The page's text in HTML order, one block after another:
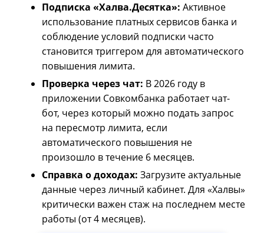
Подписка «Халва.Десятка»: Активное
использование платных сервисов банка и
соблюдение условий подписки часто
становится триггером для автоматического
повышения лимита.
Проверка через чат: В 2026 году в
приложении Совкомбанка работает чат-
бот, через который можно подать запрос
на пересмотр лимита, если
автоматического повышения не
произошло в течение 6 месяцев.
Справка о доходах: Загрузите актуальные
данные через личный кабинет. Для «Халвы»
критически важен стаж на последнем месте
работы (от 4 месяцев).